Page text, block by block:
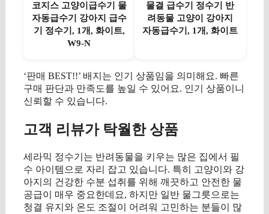
코지스 고양이급수기 물
자동급수기 강아지 급수
기 정수기, 1개, 화이트,
W9-N
물결 급수기 정수기 반
려동물 고양이 강아지
자동급수기, 1개, 화이트
‘판매 BEST!!’ 배지는 인기 상품임을 의미해요. 빠른
구매 판단과 만족도를 높일 수 있어요. 인기 상품이니
신뢰할 수 있습니다.
고객 리뷰가 탁월한 상품
세라믹 정수기는 반려동물을 키우는 많은 집에서 필
수 아이템으로 자리 잡고 있습니다. 특히 고양이와 강
아지의 건강한 수분 섭취를 위해 깨끗하고 안전한 물
공급이 매우 중요한데요, 하지만 일반 물그릇으로는
청결 유지와 온도 조절이 어려워 고민하는 분들이 많